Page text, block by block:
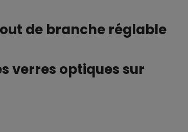
de branche réglable
verres optiques sur